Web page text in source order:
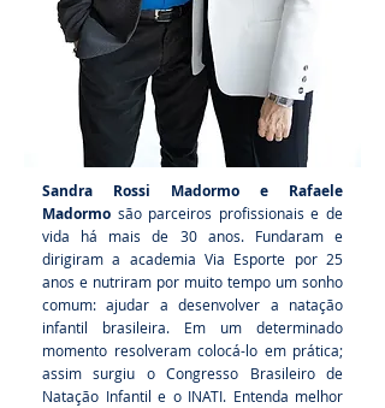
Sandra Rossi Madormo e Rafaele
Madormo são parceiros profissionais e de
vida há mais de 30 anos. Fundaram e
dirigiram a academia Via Esporte por 25
anos e nutriram por muito tempo um sonho
comum: ajudar a desenvolver a natação
infantil brasileira. Em um determinado
momento resolveram colocá-lo em prática;
assim surgiu o Congresso Brasileiro de
Natação Infantil e o INATI. Entenda melhor